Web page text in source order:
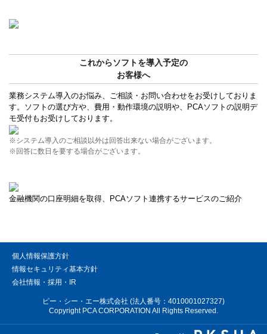
これからソフトを導入予定の
お客様へ
業務システム導入のお悩み、ご相談・お問い合わせをお受けしておりま
す。ソフトの選び方や、費用・動作環境の説明や、PCAソフトの説明デ
モ受付もお受けしております。
※システム導入のご相談以外は回答出来ない場合がございます。
※回答に数日を要する場合がございます。
金融機関の口座明細を取得、PCAソフト連携するサービスのご紹介
個人情報保護方針
情報セキュリティ基本方針
会社情報・採用・IR
ピー・シー・エー株式会社 (法人番号：4010001027327)
Copyright PCA CORPORATION All Rights Reserved.